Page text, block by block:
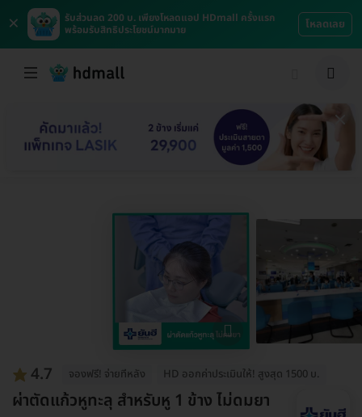
×
รับส่วนลด 200 บ. เพียงโหลดแอป HDmall ครั้งแรก
พร้อมรับสิทธิประโยชน์มากมาย
โหลดเลย
4.7 จองฟรี! จ่ายทีหลัง HD ออกค่าประเมินให้! สูงสุด 1500 บ.
ผ่าตัดแก้วหูทะลุ สำหรับหู 1 ข้าง ไม่ดมยา